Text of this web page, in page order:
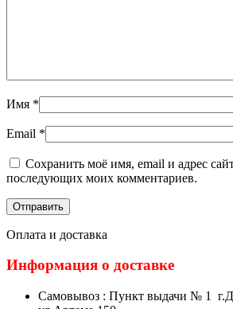
Имя *
Email *
Сохранить моё имя, email и адрес
последующих моих комментариев.
Оплата и доставка
Информация о доставке
Самовывоз : Пункт выдачи № 1